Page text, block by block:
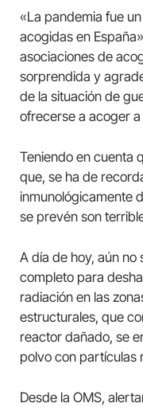
«La pandemia fue
acogidas en
asociaciones de
sorprendida y
de la situación de
ofrecerse a acoger
Teniendo en cuenta
que, se ha de
inmunológicamente
se prevén son
A día de hoy, aún no
completo para
radiación en las
estructurales, que
reactor dañado, se
polvo con partículas
Desde la OMS,